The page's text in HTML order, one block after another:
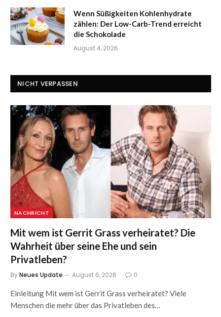
Wenn Süßigkeiten Kohlenhydrate
zählen: Der Low-Carb-Trend erreicht
die Schokolade
August 4, 2026
NICHT VERPASSEN
NACHRICHT
Mit wem ist Gerrit Grass verheiratet? Die
Wahrheit über seine Ehe und sein
Privatleben?
ByNeues Update August 6, 2026 0
Einleitung Mit wem ist Gerrit Grass verheiratet? Viele
Menschen die mehr über das Privatleben des…